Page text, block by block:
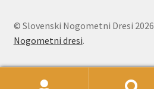
© Slovenski Nogometni Dresi 2026
Nogometni dresi.